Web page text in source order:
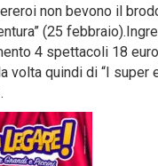
non bevono il
(25
4 spettacoli 18
volta quindi di “I super